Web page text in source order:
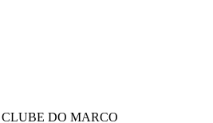
DO MARCO